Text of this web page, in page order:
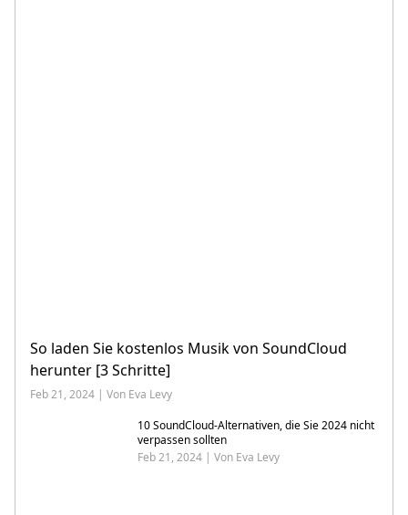
So laden Sie kostenlos Musik von SoundCloud
herunter [3 Schritte]
Feb 21, 2024 | Von Eva Levy
10 SoundCloud-Alternativen, die Sie 2024 nicht
verpassen sollten
Feb 21, 2024 | Von Eva Levy